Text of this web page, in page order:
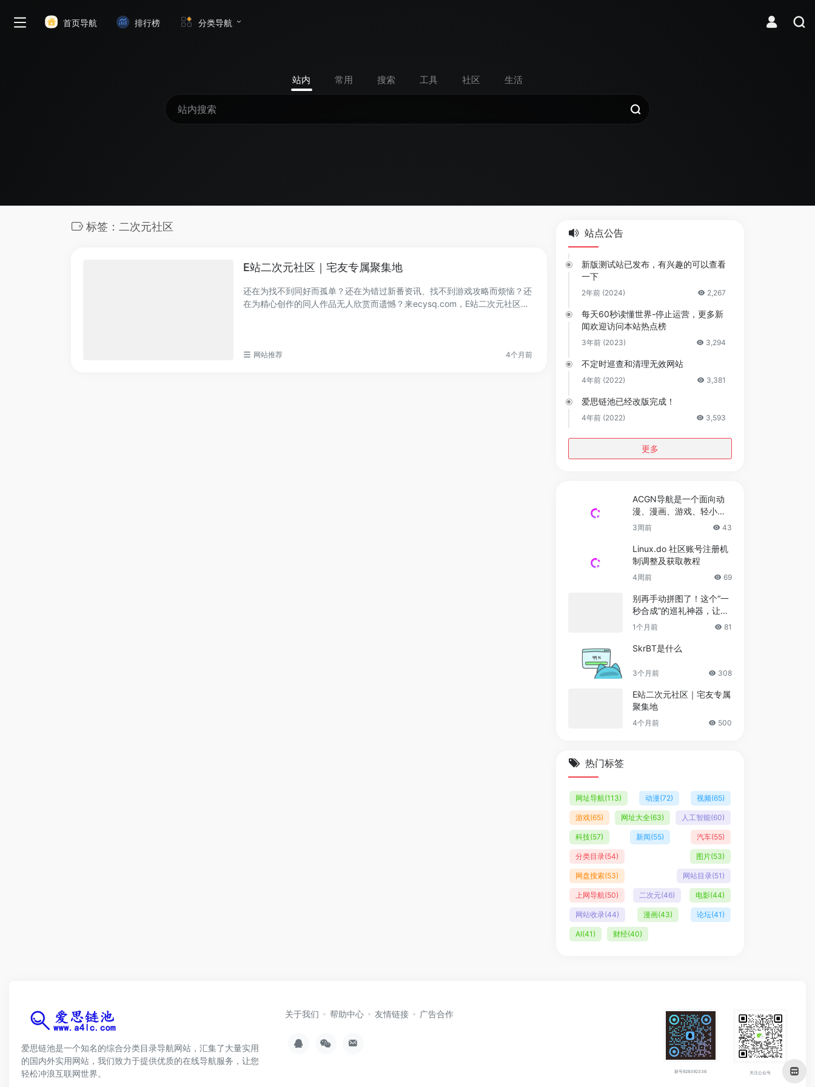
首页导航 排行榜 分类导航
站内 常用 搜索 工具 社区 生活
标签：二次元社区
E站二次元社区｜宅友专属聚集地
还在为找不到同好而孤单？还在为错过新番资讯、找不到游戏攻略而烦恼？还
在为精心创作的同人作品无人欣赏而遗憾？来ecysq.com，E站二次元社区，
网站推荐 4个月前
站点公告
新版测试站已发布，有兴趣的可以查看
一下
2年前 (2024) 2,267
每天60秒读懂世界-停止运营，更多新
闻欢迎访问本站热点榜
3年前 (2023) 3,294
不定时巡查和清理无效网站
4年前 (2022) 3,381
爱思链池已经改版完成！
4年前 (2022) 3,593
更多
ACGN导航是一个面向动
漫、漫画、游戏、轻小说
及二次元文化爱好者的垂
3周前 43
Linux.do 社区账号注册机
制调整及获取教程
4周前 69
别再手动拼图了！这个“一
秒合成”的巡礼神器，让修
图时间归零
1个月前 81
SkrBT是什么
3个月前 308
E站二次元社区｜宅友专属
聚集地
4个月前 500
热门标签
网址导航(113) 动漫(72) 视频(65)
游戏(65) 网址大全(63) 人工智能(60)
科技(57) 新闻(55) 汽车(55)
分类目录(54) 图片(53)
网盘搜索(53) 网站目录(51)
上网导航(50) 二次元(46) 电影(44)
网站收录(44) 漫画(43) 论坛(41)
AI(41) 财经(40)
爱思链池是一个知名的综合分类目录导航网站，汇集了大量实用
的国内外实用网站，我们致力于提供优质的在线导航服务，让您
轻松冲浪互联网世界。
关于我们 帮助中心 友情链接 广告合作
群号928392336 关注公众号